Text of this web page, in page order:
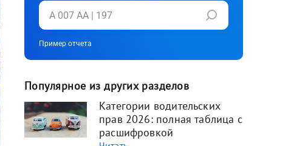
Пример отчета
Популярное из других разделов
Категории водительских
прав 2026: полная таблица с
расшифровкой